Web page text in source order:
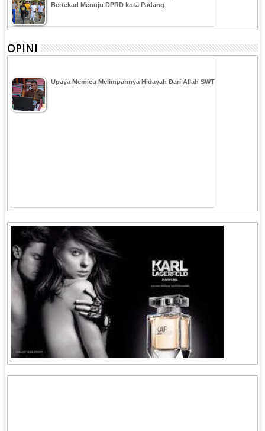
Bertekad Menuju DPRD kota Padang
OPINI
Upaya Memicu Melimpahnya Hidayah Dari Allah SWT